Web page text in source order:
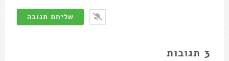
3 תגובות